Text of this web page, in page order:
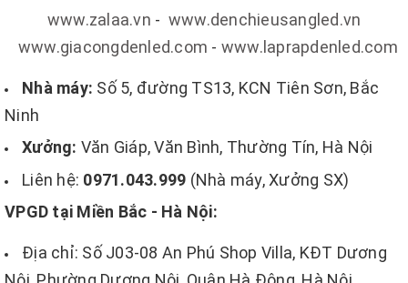
www.zalaa.vn - www.denchieusangled.vn
www.giacongdenled.com - www.laprapdenled.com
Nhà máy: Số 5, đường TS13, KCN Tiên Sơn, Bắc
Ninh
Xưởng: Văn Giáp, Văn Bình, Thường Tín, Hà Nội
Liên hệ: 0971.043.999 (Nhà máy, Xưởng SX)
VPGD tại Miền Bắc - Hà Nội:
Địa chỉ: Số J03-08 An Phú Shop Villa, KĐT Dương